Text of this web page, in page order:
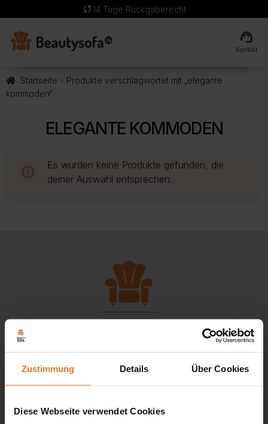
Zustimmung Details Über Cookies
Diese Webseite verwendet Cookies
sync 14 Tage Rückgaberecht
support_agent
Kontakt
Startseite
Produkte verschlagwortet mit „elegante
kommoden“
ELEGANTE KOMMODEN
Es wurden keine Produkte gefunden, die
deiner Auswahl entsprechen.